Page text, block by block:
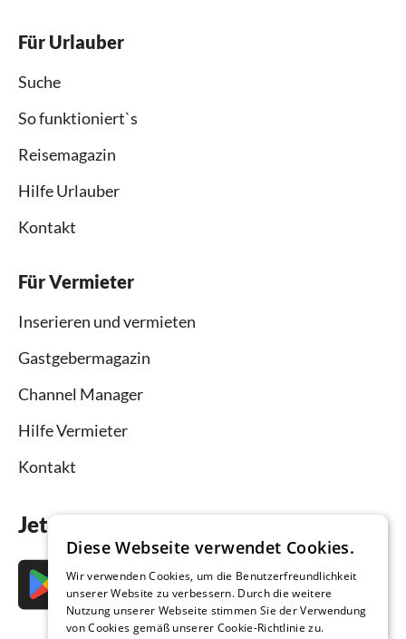
Für Urlauber
Suche
So funktioniert`s
Reisemagazin
Hilfe Urlauber
Kontakt
Für Vermieter
Inserieren und vermieten
Gastgebermagazin
Channel Manager
Hilfe Vermieter
Kontakt
Jetzt die App downloaden
Diese Webseite verwendet Cookies.
Wir verwenden Cookies, um die Benutzerfreundlichkeit
unserer Website zu verbessern. Durch die weitere
Nutzung unserer Webseite stimmen Sie der Verwendung
von Cookies gemäß unserer Cookie-Richtlinie zu.